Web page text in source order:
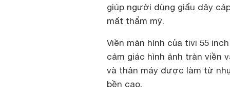
giúp người dùng giấu dây
mất thẩm mỹ.
Viền màn hình của tivi 55
cảm giác hình ảnh tràn viền
và thân máy được làm từ
bền cao.